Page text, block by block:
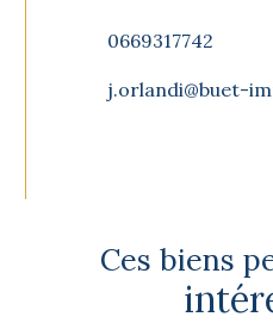
0669317742
j.orlandi@buet-
Ces biens